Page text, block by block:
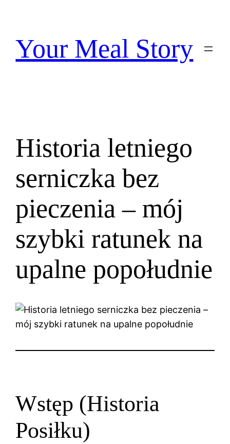
treściYour Meal Story
Historia letniego
serniczka bez
pieczenia – mój
szybki ratunek na
upalne popołudnie
Wstęp (Historia
Posiłku)